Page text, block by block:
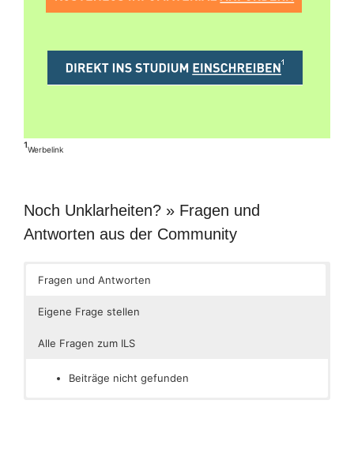
¹Werbelink
Noch Unklarheiten? » Fragen und
Antworten aus der Community
Fragen und Antworten
Eigene Frage stellen
Alle Fragen zum ILS
Beiträge nicht gefunden